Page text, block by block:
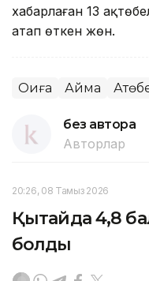
хабарлаған 13
атап өткен жөн.
Оқиға Аймақ
без автора
Авторлар
20:26, 08 Тамыз 2026
Қытайда 4,8
болды